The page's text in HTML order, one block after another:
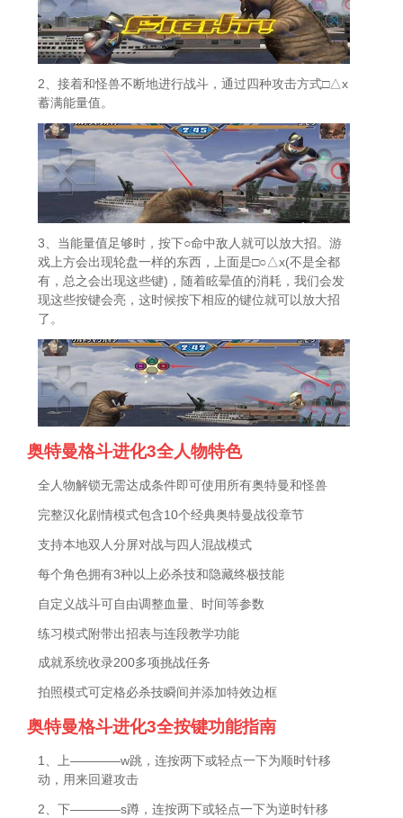
2、接着和怪兽不断地进行战斗，通过四种攻击方式□△x
蓄满能量值。
3、当能量值足够时，按下○命中敌人就可以放大招。游
戏上方会出现轮盘一样的东西，上面是□○△x(不是全都
有，总之会出现这些键)，随着眩晕值的消耗，我们会发
现这些按键会亮，这时候按下相应的键位就可以放大招
了。
奥特曼格斗进化3全人物特色
全人物解锁无需达成条件即可使用所有奥特曼和怪兽
完整汉化剧情模式包含10个经典奥特曼战役章节
支持本地双人分屏对战与四人混战模式
每个角色拥有3种以上必杀技和隐藏终极技能
自定义战斗可自由调整血量、时间等参数
练习模式附带出招表与连段教学功能
成就系统收录200多项挑战任务
拍照模式可定格必杀技瞬间并添加特效边框
奥特曼格斗进化3全按键功能指南
1、上————w跳，连按两下或轻点一下为顺时针移
动，用来回避攻击
2、下————s蹲，连按两下或轻点一下为逆时针移